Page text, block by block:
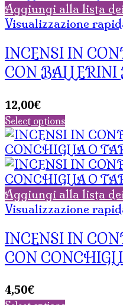
Aggiungi alla lista
Visualizzazione
INCENSI IN
CON BALLERINI
12,00€
Select options
Aggiungi alla lista
Visualizzazione
INCENSI IN
CON
4,50€